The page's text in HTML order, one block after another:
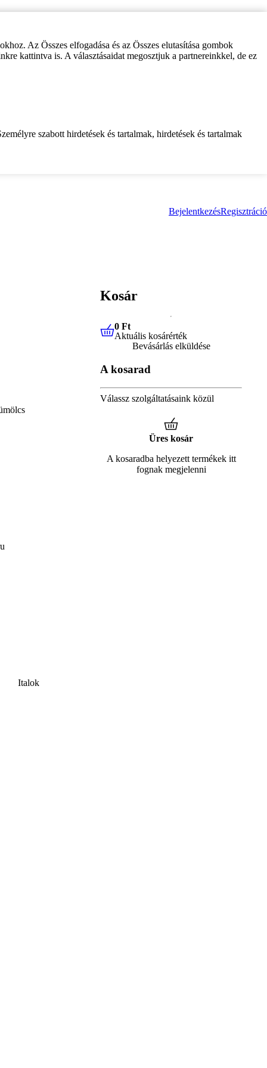
Az Összes elfogadása és az Összes elutasítása gombok
kattintva is. A választásaidat megosztjuk a partnereinkkel, de ez
szabott hirdetések és tartalmak, hirdetések és tartalmak
BejelentkezésRegisztráció
Italok
Kosár
0 FtAktuális kosárérték
0 Ft
Aktuális kosárérték
Bevásárlás elküldése
A kosarad
Válassz szolgáltatásaink közül
Üres kosár
A kosaradba helyezett termékek itt
fognak megjelenni